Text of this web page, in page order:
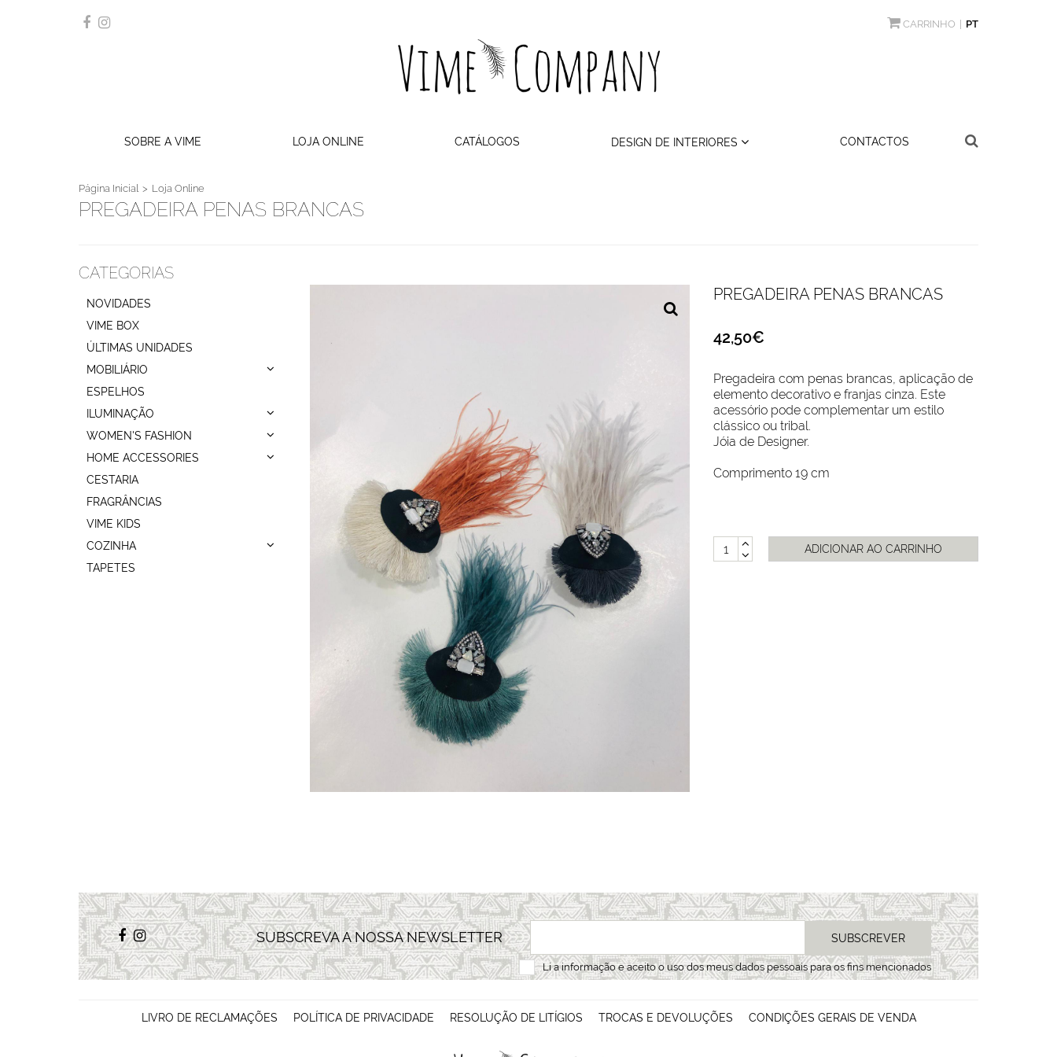
CARRINHO PT
SOBRE A VIME LOJA ONLINE CATÁLOGOS DESIGN DE INTERIORES CONTACTOS
Página Inicial Loja Online
PREGADEIRA PENAS BRANCAS
CATEGORIAS
NOVIDADES
VIME BOX
ÚLTIMAS UNIDADES
MOBILIÁRIO
ESPELHOS
ILUMINAÇÃO
WOMEN'S FASHION
HOME ACCESSORIES
CESTARIA
FRAGRÂNCIAS
VIME KIDS
COZINHA
TAPETES
PREGADEIRA PENAS BRANCAS
42,50€
Pregadeira com penas brancas, aplicação de
elemento decorativo e franjas cinza. Este
acessório pode complementar um estilo
clássico ou tribal.
Jóia de Designer.
Comprimento 19 cm
ADICIONAR AO CARRINHO
SUBSCREVA A NOSSA NEWSLETTER SUBSCREVER
Li ainformaçãoe aceito o uso dos meus dados pessoais para os fins mencionados
LIVRO DE RECLAMAÇÕES POLÍTICA DE PRIVACIDADE RESOLUÇÃO DE LITÍGIOS TROCAS E DEVOLUÇÕES CONDIÇÕES GERAIS DE VENDA